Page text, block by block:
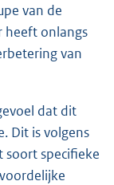
van de
heeft onlangs
van
dat dit
Dit is volgens
specifieke